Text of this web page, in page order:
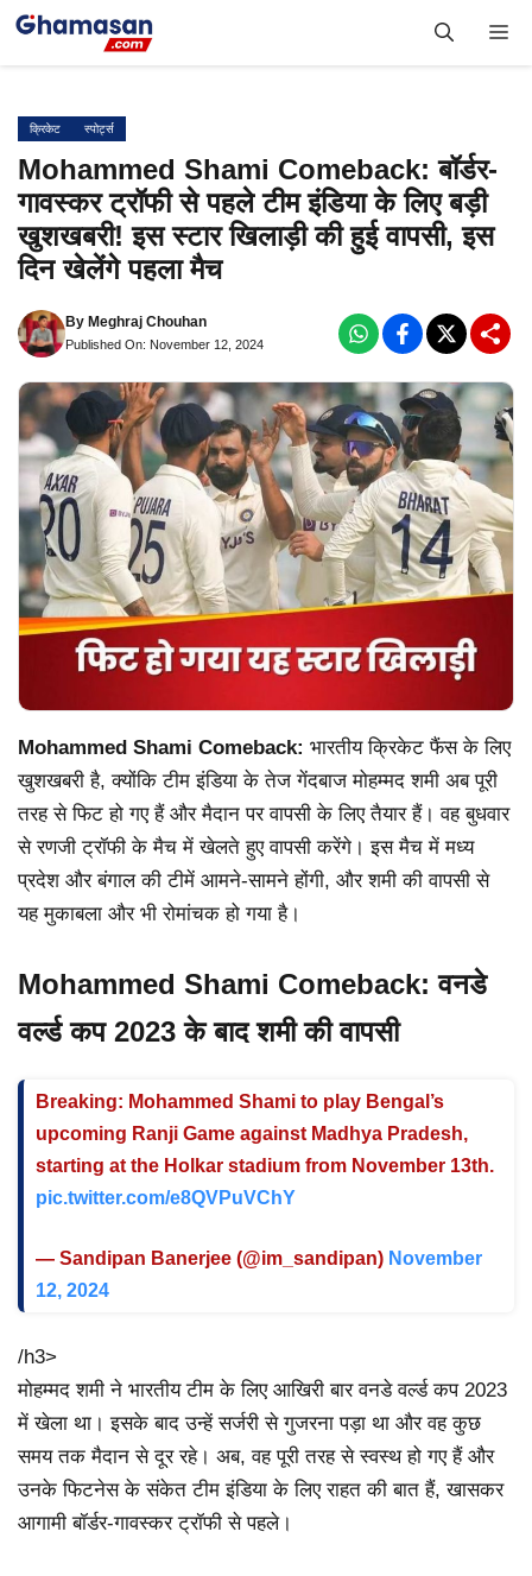
Skip
क्रिकेट स्पोर्ट्स
Mohammed Shami Comeback: बॉर्डर-
गावस्कर ट्रॉफी से पहले टीम इंडिया के लिए बड़ी
खुशखबरी! इस स्टार खिलाड़ी की हुई वापसी, इस
दिन खेलेंगे पहला मैच
By Meghraj Chouhan
Published On: November 12, 2024
Mohammed Shami Comeback: भारतीय क्रिकेट फैंस के लिए
खुशखबरी है, क्योंकि टीम इंडिया के तेज गेंदबाज मोहम्मद शमी अब पूरी
तरह से फिट हो गए हैं और मैदान पर वापसी के लिए तैयार हैं। वह बुधवार
से रणजी ट्रॉफी के मैच में खेलते हुए वापसी करेंगे। इस मैच में मध्य
प्रदेश और बंगाल की टीमें आमने-सामने होंगी, और शमी की वापसी से
यह मुकाबला और भी रोमांचक हो गया है।
Mohammed Shami Comeback: वनडे
वर्ल्ड कप 2023 के बाद शमी की वापसी
Breaking: Mohammed Shami to play Bengal’s
upcoming Ranji Game against Madhya Pradesh,
starting at the Holkar stadium from November 13th.
pic.twitter.com/e8QVPuVChY
— Sandipan Banerjee (@im_sandipan) November
12, 2024
/h3>
मोहम्मद शमी ने भारतीय टीम के लिए आखिरी बार वनडे वर्ल्ड कप 2023
में खेला था। इसके बाद उन्हें सर्जरी से गुजरना पड़ा था और वह कुछ
समय तक मैदान से दूर रहे। अब, वह पूरी तरह से स्वस्थ हो गए हैं और
उनके फिटनेस के संकेत टीम इंडिया के लिए राहत की बात हैं, खासकर
आगामी बॉर्डर-गावस्कर ट्रॉफी से पहले।